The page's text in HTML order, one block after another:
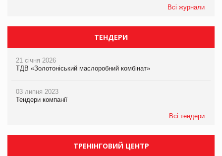
Всі журнали
ТЕНДЕРИ
21 січня 2026
ТДВ «Золотоніський маслоробний комбінат»
03 липня 2023
Тендери компанії
Всі тендери
ТРЕНІНГОВИЙ ЦЕНТР